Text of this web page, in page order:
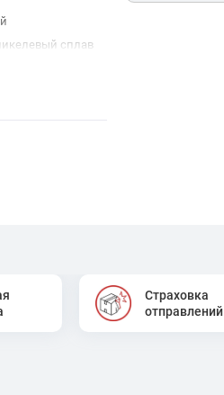
сплав
Страховка
отправлений